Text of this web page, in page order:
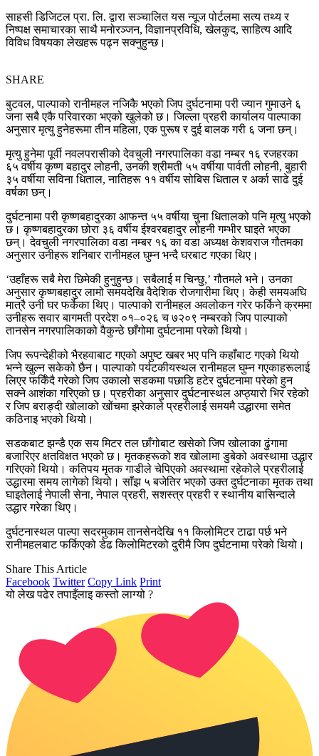
साहसी डिजिटल प्रा. लि. द्वारा सञ्चालित यस न्यूज पोर्टलमा सत्य तथ्य र
निष्पक्ष समाचारका साथै मनोरञ्जन, विज्ञानप्रविधि, खेलकुद, साहित्य आदि
विविध विषयका लेखहरू पढ्न सक्नुहुन्छ।
SHARE
बुटवल, पाल्पाको रानीमहल नजिकै भएको जिप दुर्घटनामा परी ज्यान गुमाउने ६
जना सबै एकै परिवारका भएको खुलेको छ। जिल्ला प्रहरी कार्यालय पाल्पाका
अनुसार मृत्यु हुनेहरूमा तीन महिला, एक पुरूष र दुई बालक गरी ६ जना छन्।
मृत्यु हुनेमा पूर्वी नवलपरासीको देवचुली नगरपालिका वडा नम्बर १६ रजहरका
६५ वर्षीय कृष्ण बहादुर लोहनी, उनकी श्रीमती ५५ वर्षीया पार्वती लोहनी, बुहारी
३५ वर्षीया सविना धिताल, नातिहरू ११ वर्षीय सोबिस धिताल र अर्का साढे दुई
वर्षका छन्।
दुर्घटनामा परी कृष्णबहादुरका आफन्त ५५ वर्षीया चुना धितालको पनि मृत्यु भएको
छ। कृष्णबहादुरका छोरा ३६ वर्षीय ईश्वरबहादुर लोहनी गम्भीर घाइते भएका
छन्। देवचुली नगरपालिका वडा नम्बर १६ का वडा अध्यक्ष केशवराज गौतमका
अनुसार उनीहरू शनिबार रानीमहल घुम्न भन्दै घरबाट गएका थिए।
‘उहाँहरू सबै मेरा छिमेकी हुनुहुन्छ। सबैलाई म चिन्छु,’ गौतमले भने। उनका
अनुसार कृष्णबहादुर लामो समयदेखि वैदेशिक रोजगारीमा थिए। केही समयअघि
मात्रै उनी घर फर्केका थिए। पाल्पाको रानीमहल अवलोकन गरेर फर्किने क्रममा
उनीहरू सवार बागमती प्रदेश ०१–०२६ च ७२०९ नम्बरको जिप पाल्पाको
तानसेन नगरपालिकाको वैकुन्ठे छाँगोमा दुर्घटनामा परेको थियो।
जिप रूपन्देहीको भैरहवाबाट गएको अपुष्ट खबर भए पनि कहाँबाट गएको थियो
भन्ने खुल्न सकेको छैन। पाल्पाको पर्यटकीयस्थल रानीमहल घुम्न गएकाहरूलाई
लिएर फर्किँदै गरेको जिप उकालो सडकमा पछाडि हटेर दुर्घटनामा परेको हुन
सक्ने आशंका गरिएको छ। प्रहरीका अनुसार दुर्घटनास्थल अप्ठ्यारो भिर रहेको
र जिप बराङ्दी खोलाको खोंचमा झरेकाले प्रहरीलाई समयमै उद्धारमा समेत
कठिनाइ भएको थियो।
सडकबाट झन्डै एक सय मिटर तल छाँगोबाट खसेको जिप खोलाका ढुंगामा
बजारिएर क्षतविक्षत भएको छ। मृतकहरूको शव खोलामा डुबेको अवस्थामा उद्धार
गरिएको थियो। कतिपय मृतक गाडीले चेपिएको अवस्थामा रहेकोले प्रहरीलाई
उद्धारमा समय लागेको थियो। साँझ ५ बजेतिर भएको उक्त दुर्घटनाका मृतक तथा
घाइतेलाई नेपाली सेना, नेपाल प्रहरी, सशस्त्र प्रहरी र स्थानीय बासिन्दाले
उद्धार गरेका थिए।
दुर्घटनास्थल पाल्पा सदरमुकाम तानसेनदेखि ११ किलोमिटर टाढा पर्छ भने
रानीमहलबाट फर्किएको डेढ किलोमिटरको दुरीमै जिप दुर्घटनामा परेको थियो।
Share This Article
Facebook Twitter Copy Link Print
यो लेख पढेर तपाइँलाइ कस्तो लाग्यो ?